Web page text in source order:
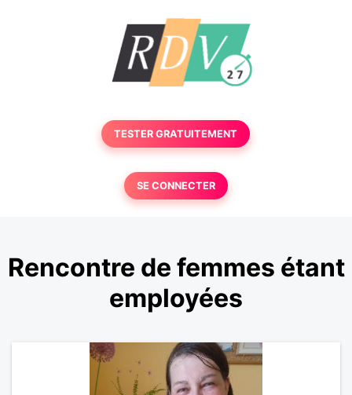
TESTER GRATUITEMENT
SE CONNECTER
Rencontre de femmes étant
employées